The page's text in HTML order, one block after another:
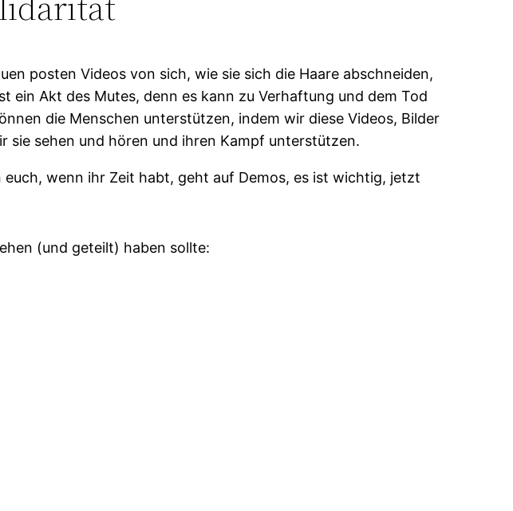
posten Videos von sich, wie sie sich die Haare abschneiden,
ein Akt des Mutes, denn es kann zu Verhaftung und dem Tod
die Menschen unterstützen, indem wir diese Videos, Bilder
sie sehen und hören und ihren Kampf unterstützen.
wenn ihr Zeit habt, geht auf Demos, es ist wichtig, jetzt
(und geteilt) haben sollte: